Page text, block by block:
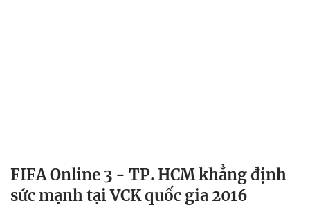
FIFA Online 3 - TP. HCM khẳng định
sức mạnh tại VCK quốc gia 2016